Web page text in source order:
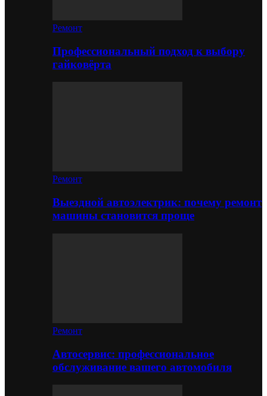
Ремонт
Профессиональный подход к выбору
гайковёрта
Ремонт
Выездной автоэлектрик: почему ремонт
машины становится проще
Ремонт
Автосервис: профессиональное
обслуживание вашего автомобиля